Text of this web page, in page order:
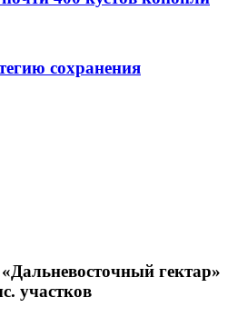
сохранения
гектар»
участков